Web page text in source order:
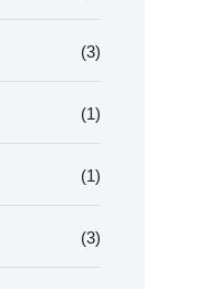
(3)
(1)
(1)
(3)